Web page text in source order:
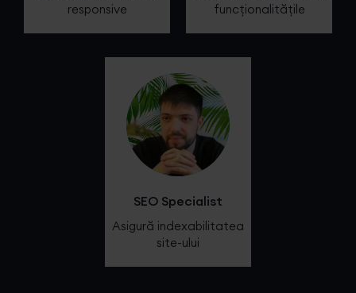
responsive
funcționalitățile
SEO Specialist
Asigură indexabilitatea
site-ului